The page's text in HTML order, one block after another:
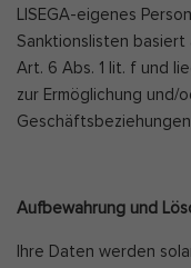
LISEGA-eigenes
Sanktionslisten
Art. 6 Abs. 1 lit. f und
zur Ermöglichung
Aufbewahrung und
Ihre Daten werden